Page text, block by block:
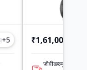
+5 ₹1,61,000
जीवीडब्ल्यू